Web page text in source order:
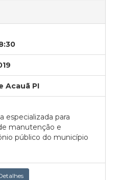
Acauã PI
especializada para
manutenção e
público do município